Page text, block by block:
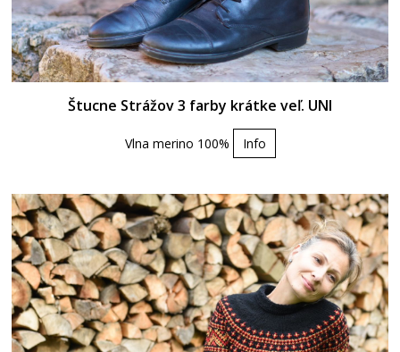
Štucne Strážov 3 farby krátke veľ. UNI
Vlna merino 100% Info